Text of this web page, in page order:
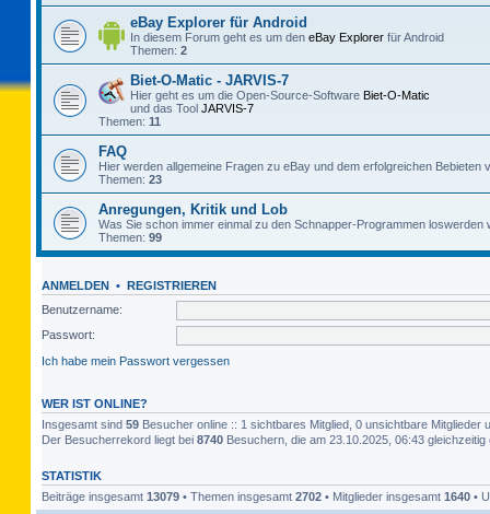
eBay Explorer für Android
In diesem Forum geht es um den eBay Explorer für Android
Themen: 2
Biet-O-Matic - JARVIS-7
Hier geht es um die Open-Source-Software Biet-O-Matic
und das Tool JARVIS-7
Themen: 11
FAQ
Hier werden allgemeine Fragen zu eBay und dem erfolgreichen Bebieten
Themen: 23
Anregungen, Kritik und Lob
Was Sie schon immer einmal zu den Schnapper-Programmen loswerden
Themen: 99
ANMELDEN • REGISTRIEREN
Benutzername:
Passwort:
Ich habe mein Passwort vergessen
WER IST ONLINE?
Insgesamt sind 59 Besucher online :: 1 sichtbares Mitglied, 0 unsichtbare
Der Besucherrekord liegt bei 8740 Besuchern, die am 23.10.2025, 06:43 gleichzeitig
STATISTIK
Beiträge insgesamt 13079 • Themen insgesamt 2702 • Mitglieder insgesamt 1640 •